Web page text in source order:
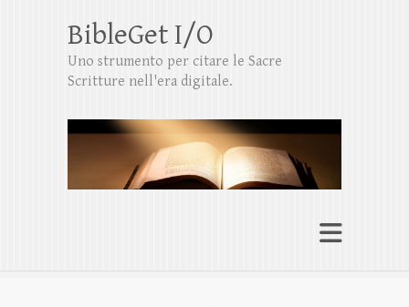
BibleGet I/O
Uno strumento per citare le Sacre
Scritture nell'era digitale.